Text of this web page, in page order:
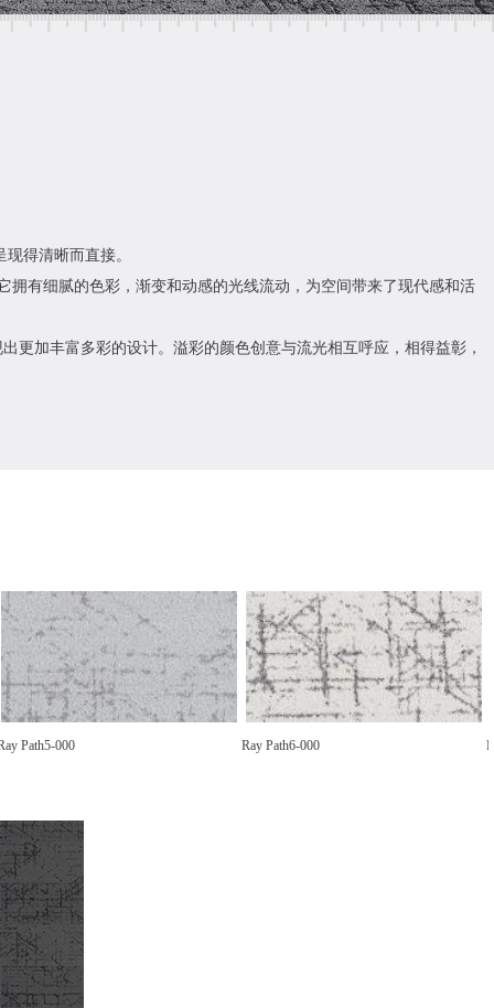
得清晰而直接。
拥有细腻的色彩，渐变和动感的光线流动，为空间带来了现代感和活
更加丰富多彩的设计。溢彩的颜色创意与流光相互呼应，相得益彰，
Path5-000 Ray Path6-000